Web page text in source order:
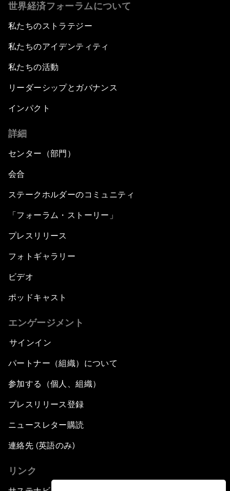
世界経済フォーラムについて
私たちのストラテジー
私たちのアイデンティティ
私たちの活動
リーダーシップとガバナンス
インパクト
詳細
センター（部門）
会合
ステークホルダーのコミュニティ
「フォーラム・ストーリー」
プレスリリース
フォトギャラリー
ビデオ
ポッドキャスト
エンゲージメント
サインイン
パートナー（組織）について
参加する（個人、組織）
プレスリリース登録
ニュースレター購読
連絡先 (英語のみ)
リンク